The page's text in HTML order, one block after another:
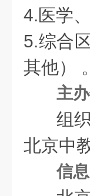
4.医学
5.综合
其他） 。
主
组
北京中
信息